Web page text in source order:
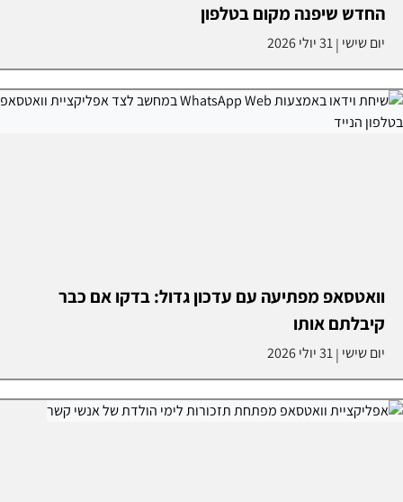
החדש שיפנה מקום בטלפון
יום שישי |31 יולי 2026
וואטסאפ מפתיעה עם עדכון גדול: בדקו אם כבר
קיבלתם אותו
יום שישי |31 יולי 2026